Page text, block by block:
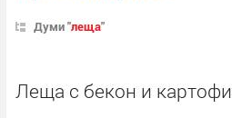
Думи "леща"
Леща с бекон и картофи